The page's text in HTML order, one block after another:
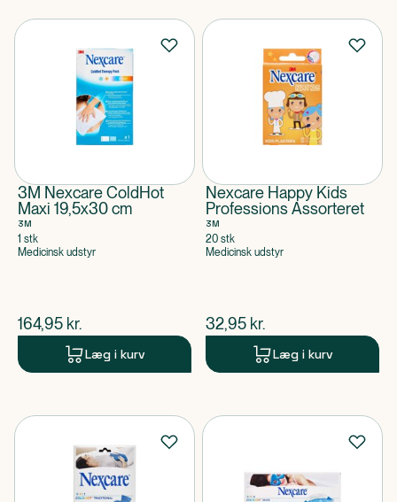
3M Nexcare ColdHot
Maxi 19,5x30 cm
3M
1 stk
Medicinsk udstyr
$nuværende pris
164,95 kr.
Læg i kurv
Nexcare Happy Kids
Professions Assorteret
3M
20 stk
Medicinsk udstyr
$nuværende pris
32,95 kr.
Læg i kurv